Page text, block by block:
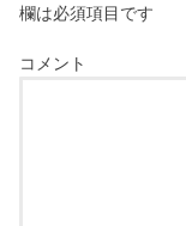
欄は必須項目です
コメント